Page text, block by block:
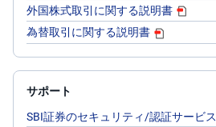
外国株式取引に関する説明書
為替取引に関する説明書
サポート
SBI証券のセキュリティ/認証サービス